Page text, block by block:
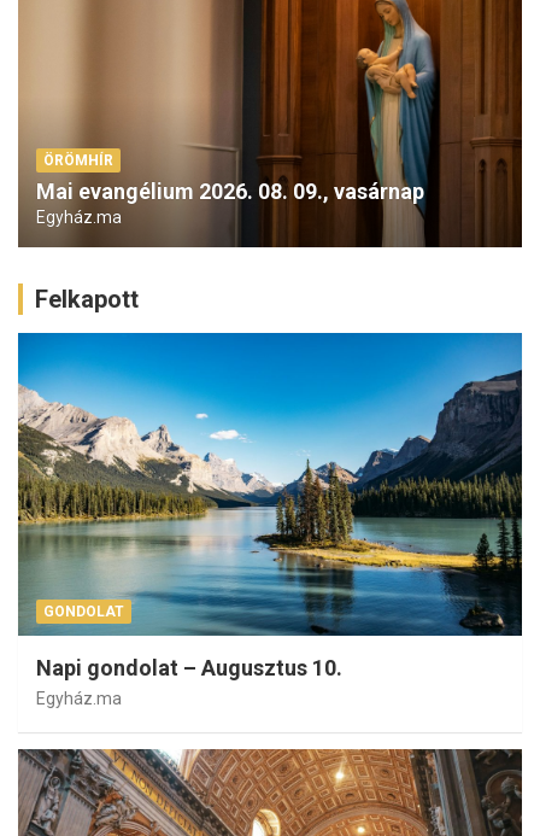
ÖRÖMHÍR
Mai evangélium 2026. 08. 09., vasárnap
Egyház.ma
Felkapott
GONDOLAT
Napi gondolat – Augusztus 10.
Egyház.ma